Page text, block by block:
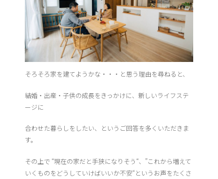
そろそろ家を建てようかな・・・と思う理由を尋ねると、
結婚・出産・子供の成長をきっかけに、新しいライフステ
ージに
合わせた暮らしをしたい、というご回答を多くいただきま
す。
その上で “現在の家だと手狭になりそう“、”これから増えて
いくものをどうしていけばいいか不安“というお声をたくさ